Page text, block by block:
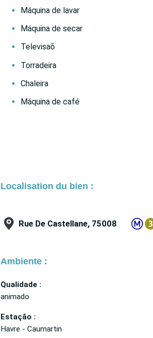
Máquina de lavar
Máquina de secar
Televisaõ
Torradeira
Chaleira
Máquina de café
Localisation du bien :
Rue De Castellane, 75008
Ambiente :
Qualidade :
animado
Estação :
Havre - Caumartin